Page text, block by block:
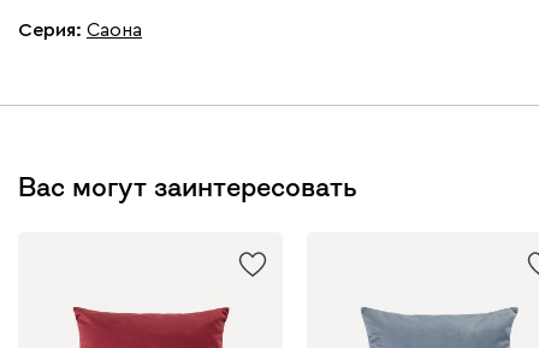
Бежевый Мята
Серия: Саона
Вас могут заинтересовать